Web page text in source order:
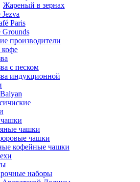
Жареный в зернах
Paris
производители
кофе
с песком
индукционной
чашки
чашки
кофейные чашки
наборы